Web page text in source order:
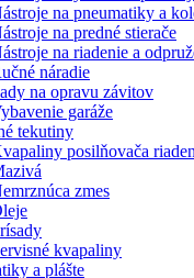
na pneumatiky a
na predné stierače
na riadenie a
náradie
na opravu závitov
garáže
tekutiny
posilňovača
zmes
kvapaliny
a plášte